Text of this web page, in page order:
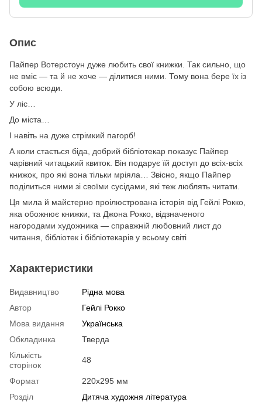
Опис
Пайпер Вотерстоун дуже любить свої книжки. Так сильно, що
не вміє — та й не хоче — ділитися ними. Тому вона бере їх із
собою всюди.
У ліс…
До міста…
І навіть на дуже стрімкий пагорб!
А коли стається біда, добрий бібліотекар показує Пайпер
чарівний читацький квиток. Він подарує їй доступ до всіх-всіх
книжок, про які вона тільки мріяла… Звісно, якщо Пайпер
поділиться ними зі своїми сусідами, які теж люблять читати.
Ця мила й майстерно проілюстрована історія від Гейлі Рокко,
яка обожнює книжки, та Джона Рокко, відзначеного
нагородами художника — справжній любовний лист до
читання, бібліотек і бібліотекарів у всьому світі
Характеристики
Видавництво
Рідна мова
Автор
Гейлі Рокко
Мова видання
Українська
Обкладинка
Тверда
Кількість
сторінок
48
Формат
220x295 мм
Розділ
Дитяча художня література